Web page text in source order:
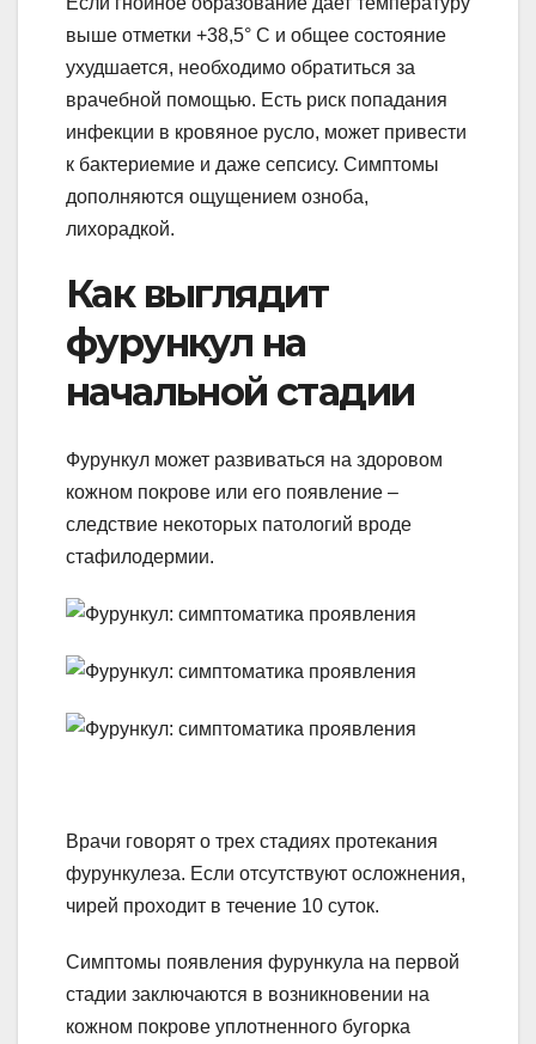
выше отметки +38,5° С и общее состояние
ухудшается, необходимо обратиться за
врачебной помощью. Есть риск попадания
инфекции в кровяное русло, может привести
к бактериемие и даже сепсису. Симптомы
дополняются ощущением озноба,
лихорадкой.
Как выглядит
фурункул на
начальной стадии
Фурункул может развиваться на здоровом
кожном покрове или его появление –
следствие некоторых патологий вроде
стафилодермии.
Врачи говорят о трех стадиях протекания
фурункулеза. Если отсутствуют осложнения,
чирей проходит в течение 10 суток.
Симптомы появления фурункула на первой
стадии заключаются в возникновении на
кожном покрове уплотненного бугорка